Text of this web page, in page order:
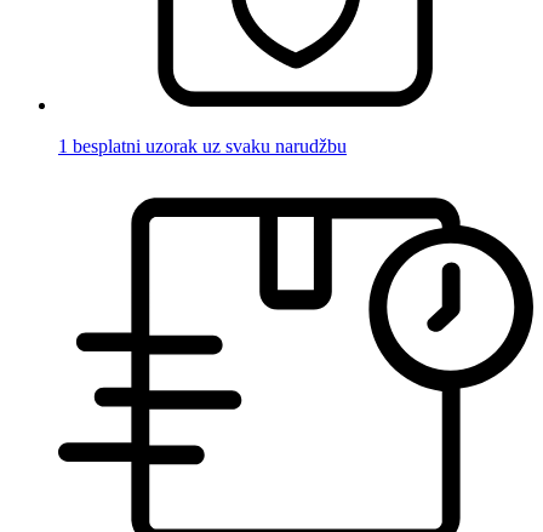
1 besplatni uzorak uz svaku narudžbu